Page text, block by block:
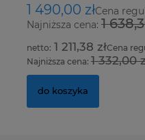
1 490,00 złCena
Najniższa cena: 1
1 211,38 złCena
Najniższa cena: 1 332,00
do koszyka